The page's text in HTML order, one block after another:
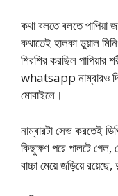
কথা বলতে বলতে পাপিয়া
কথাতেই হালকা ডুয়াল
শিরশির করছিল পাপিয়ার
whatsapp নাম্বারও
মোবাইলে।
নাম্বারটা সেভ করতেই
কিছুক্ষণ পরে পালটে
বাচ্চা মেয়ে জড়িয়ে